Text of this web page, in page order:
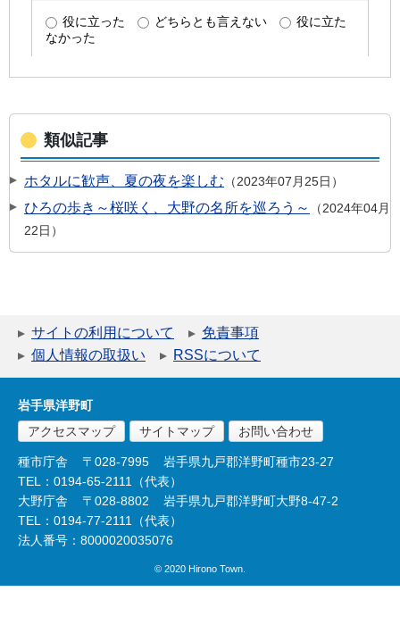
類似記事
ホタルに歓声、夏の夜を楽しむ 2023年07月25日
ひろの歩き～桜咲く、大野の名所を巡ろう～
2024年04月
22日
サイトの利用について
免責事項
個人情報の取扱い
RSSについて
岩手県洋野町
アクセスマップ
サイトマップ お問い合わせ
種市庁舎 〒028-7995
岩手県九戸郡洋野町種市23-27
TEL：0194-65-2111（代表）
大野庁舎
〒028-8802
岩手県九戸郡洋野町大野8-47-2
TEL：0194-77-2111（代表）
法人番号：8000020035076
© 2020 Hirono Town.